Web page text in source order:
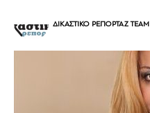
ΔΙΚΑΣΤΙΚΟ ΡΕΠΟΡΤΑΖ TEAM